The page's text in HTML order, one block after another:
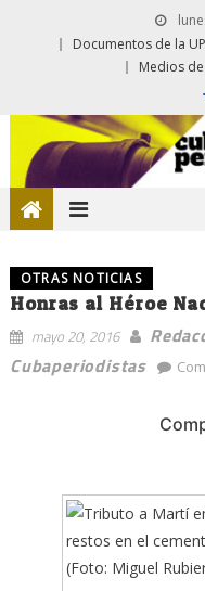
Documentos de la
Medios
OTRAS NOTICIAS
Honras al Héroe
mayo 20, 2016
Cubaperiodistas